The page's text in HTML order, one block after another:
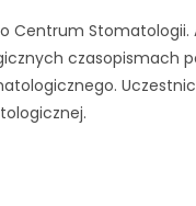
Centrum Stomatologii.
czasopismach